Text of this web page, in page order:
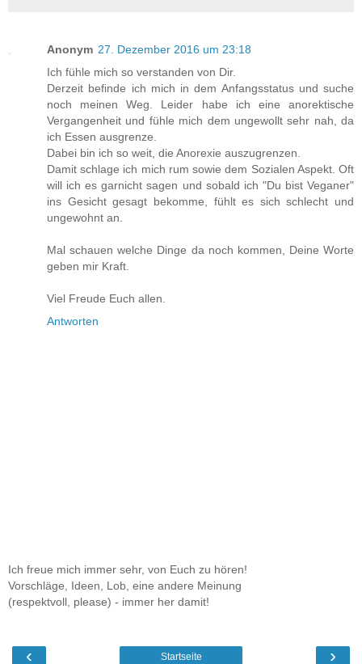
Anonym 27. Dezember 2016 um 23:18
Ich fühle mich so verstanden von Dir.
Derzeit befinde ich mich in dem Anfangsstatus und suche
noch meinen Weg. Leider habe ich eine anorektische
Vergangenheit und fühle mich dem ungewollt sehr nah, da
ich Essen ausgrenze.
Dabei bin ich so weit, die Anorexie auszugrenzen.
Damit schlage ich mich rum sowie dem Sozialen Aspekt. Oft
will ich es garnicht sagen und sobald ich "Du bist Veganer"
ins Gesicht gesagt bekomme, fühlt es sich schlecht und
ungewohnt an.
Mal schauen welche Dinge da noch kommen, Deine Worte
geben mir Kraft.
Viel Freude Euch allen.
Antworten
Ich freue mich immer sehr, von Euch zu hören!
Vorschläge, Ideen, Lob, eine andere Meinung
(respektvoll, please) - immer her damit!
‹ ›
Startseite